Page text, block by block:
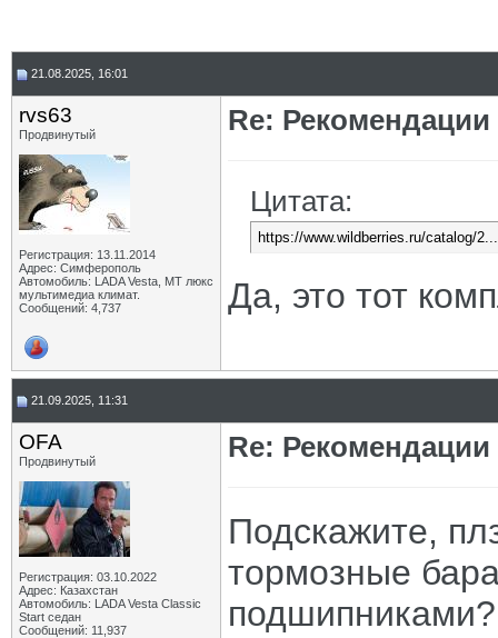
21.08.2025, 16:01
rvs63
Продвинутый
Регистрация: 13.11.2014
Адрес: Симферополь
Автомобиль: LADA Vesta, МТ люкс
мультимедиа климат.
Сообщений: 4,737
Re:
Цитата:
https://www.wildberries.ru/catalog/
Да, это тот
21.09.2025, 11:31
OFA
Продвинутый
Регистрация: 03.10.2022
Адрес: Казахстан
Автомобиль: LADA Vesta Classic
Start седан
Сообщений: 11,937
Re:
Подскажите,
тормозные
подшипниками?